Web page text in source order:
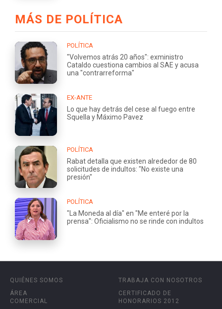
MÁS DE POLÍTICA
POLÍTICA
"Volvemos atrás 20 años": exministro
Cataldo cuestiona cambios al SAE y acusa
una "contrarreforma"
EX-ANTE
Lo que hay detrás del cese al fuego entre
Squella y Máximo Pavez
POLÍTICA
Rabat detalla que existen alrededor de 80
solicitudes de indultos: "No existe una
presión"
POLÍTICA
"La Moneda al día" en "Me enteré por la
prensa": Oficialismo no se rinde con indultos
QUIÉNES SOMOS
ÁREA
COMERCIAL
TRABAJA CON NOSOTROS
CERTIFICADO DE
HONORARIOS 2012